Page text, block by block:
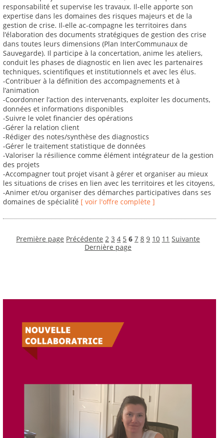
responsabilité et supervise les travaux. Il-elle apporte son
expertise dans les domaines des risques majeurs et de la
gestion de crise. Il-elle ac-compagne les territoires dans
l’élaboration des documents stratégiques de gestion des crise
dans toutes leurs dimensions (Plan InterCommunaux de
Sauvegarde). Il participe à la concertation, anime les ateliers,
conduit les phases de diagnostic en lien avec les partenaires
techniques, scientifiques et institutionnels et avec les élus.
-Contribuer à la définition des accompagnements et à
l’animation
-Coordonner l’action des intervenants, exploiter les documents,
données et informations disponibles
-Suivre le volet financier des opérations
-Gérer la relation client
-Rédiger des notes/synthèse des diagnostics
-Gérer le traitement statistique de données
-Valoriser la résilience comme élément intégrateur de la gestion
des projets
-Accompagner tout projet visant à gérer et organiser au mieux
les situations de crises en lien avec les territoires et les citoyens,
-Animer et/ou organiser des démarches participatives dans ses
domaines de spécialité [ voir l'offre complète ]
Première page Précédente 2 3 4 5 6 7 8 9 10 11 Suivante
Dernière page